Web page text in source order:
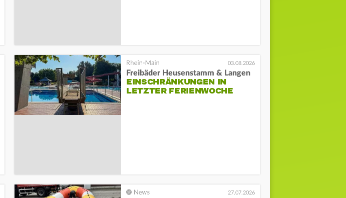
03.08.2026
Freibäder Heusenstamm & Langen
EINSCHRÄNKUNGEN IN
LETZTER FERIENWOCHE
27.07.2026